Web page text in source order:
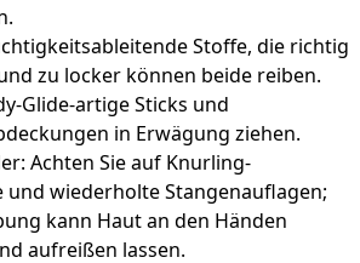
Stoffe, die richtig
zu locker können beide reiben.
Glide-artige Sticks und
in Erwägung ziehen.
Achten Sie auf Knurling-
wiederholte Stangenauflagen;
kann Haut an den Händen
aufreißen lassen.